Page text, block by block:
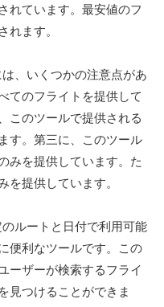
れています。最安値のフ
れます。
、いくつかの注意点があ
てのフライトを提供して
このツールで提供される
す。第三に、このツール
みを提供しています。た
を提供しています。
ルートと日付で利用可能
便利なツールです。この
ーザーが検索するフライ
見つけることができま